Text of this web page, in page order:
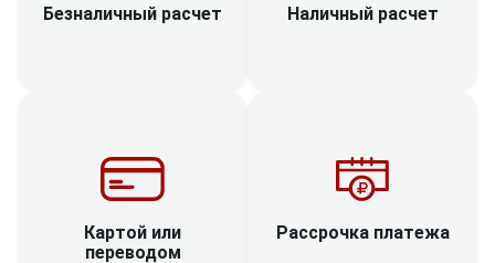
Безналичный расчет Наличный расчет
Картой или
переводом
Рассрочка платежа